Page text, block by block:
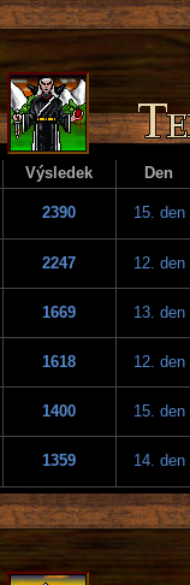
Výsledek Den
2390 15. den
2247 12. den
1669 13. den
1618 12. den
1400 15. den
1359 14. den